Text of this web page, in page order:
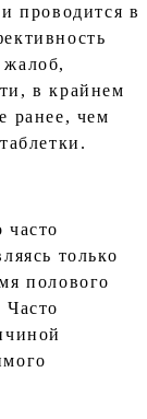
проводится в
в крайнем
ранее, чем
только
полового